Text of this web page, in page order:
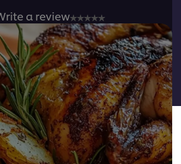
No
ratings
submitted
for
this
recipe
Write a review